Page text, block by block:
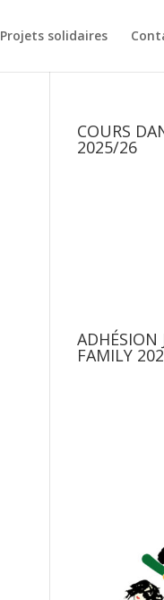
Projets solidaires
COURS
2025/26
ADHÉSION
FAMILY